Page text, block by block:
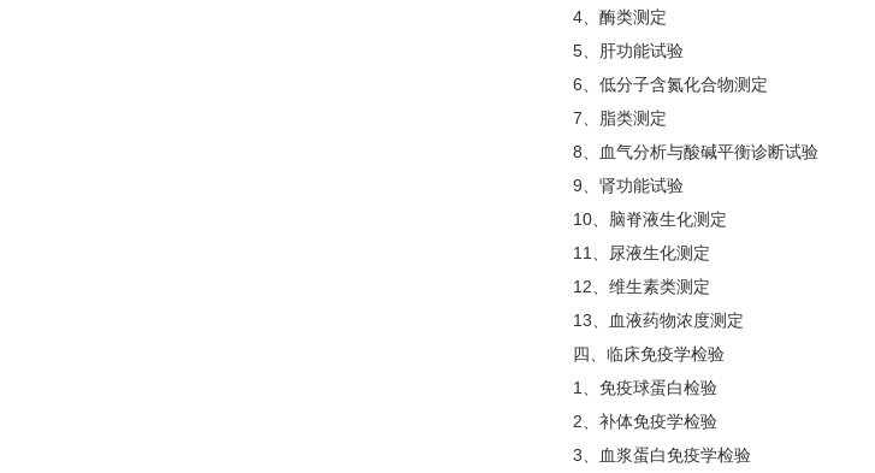
4、酶类测定
5、肝功能试验
6、低分子含氮化合物测定
7、脂类测定
8、血气分析与酸碱平衡诊断试验
9、肾功能试验
10、脑脊液生化测定
11、尿液生化测定
12、维生素类测定
13、血液药物浓度测定
四、临床免疫学检验
1、免疫球蛋白检验
2、补体免疫学检验
3、血浆蛋白免疫学检验